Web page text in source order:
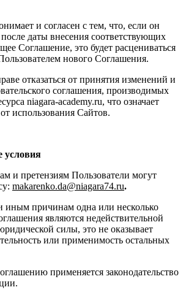
и согласен с тем, что, если он
даты внесения соответствующих
Соглашение, это будет расцениваться
нового Соглашения.
отказаться от принятия изменений и
соглашения, производимых
niagara-academy.ru, что означает
использования Сайтов.
условия
и претензиям Пользователи могут
makarenko.da@niagara74.ru.
иным причинам одна или несколько
являются недействительной
силы, это не оказывает
или применимость остальных
применяется законодательство